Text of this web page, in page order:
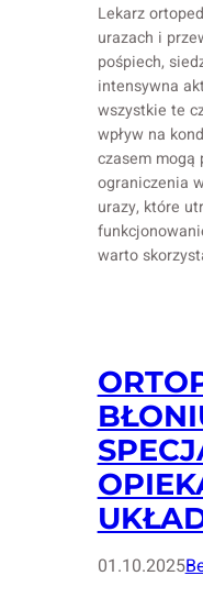
Lekarz
urazach i
pośpiech,
intensywna
wszystkie te
wpływ na
czasem mogą
ograniczenia
urazy, które
warto
01.10.2025